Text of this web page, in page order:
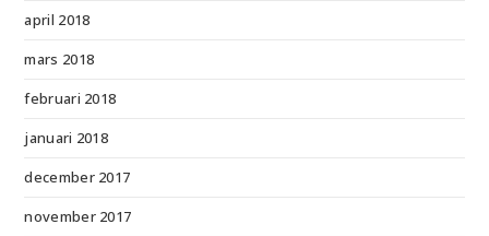
april 2018
mars 2018
februari 2018
januari 2018
december 2017
november 2017